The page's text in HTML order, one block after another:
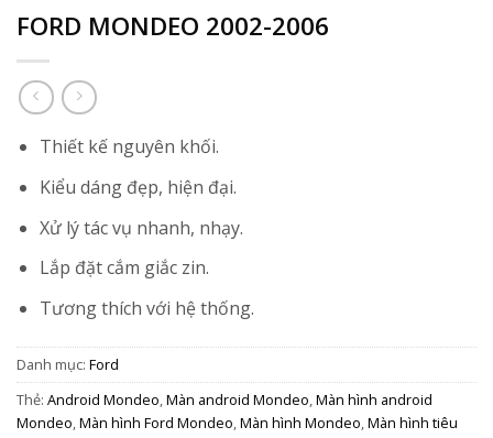
FORD MONDEO 2002-2006
Thiết kế nguyên khối.
Kiểu dáng đẹp, hiện đại.
Xử lý tác vụ nhanh, nhạy.
Lắp đặt cắm giắc zin.
Tương thích với hệ thống.
Danh mục: Ford
Thẻ: Android Mondeo Màn android Mondeo Màn hình android
Mondeo Màn hình Ford Mondeo Màn hình Mondeo Màn hình tiêu